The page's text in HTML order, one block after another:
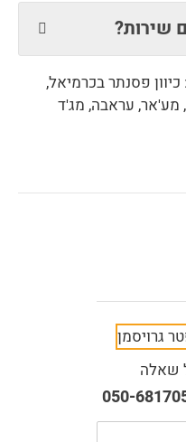
שירות?
כיוון פסנתר בכרמיאל,
מע'אר, עראבה, מג'ד
שאלה